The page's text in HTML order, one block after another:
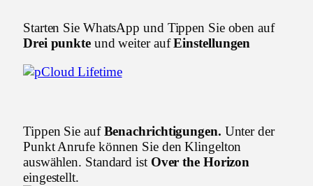
Starten Sie WhatsApp und Tippen Sie oben auf
Drei punkteund weiter aufEinstellungen
Tippen Sie aufBenachrichtigungen. Unter der
Punkt Anrufe können Sie den Klingelton
auswählen. Standard ist Over the Horizon
eingestellt.